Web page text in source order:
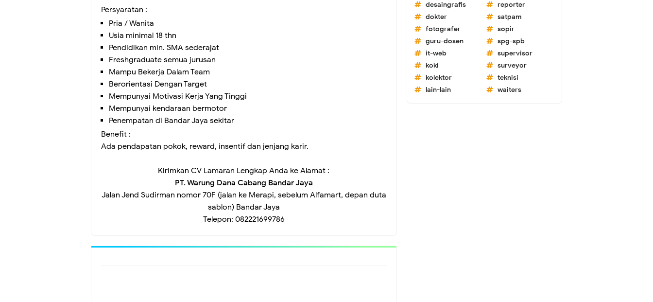
Persyaratan :
Pria / Wanita
Usia minimal 18 thn
Pendidikan min. SMA sederajat
Freshgraduate semua jurusan
Mampu Bekerja Dalam Team
Berorientasi Dengan Target
Mempunyai Motivasi Kerja Yang Tinggi
Mempunyai kendaraan bermotor
Penempatan di Bandar Jaya sekitar
Benefit :
Ada pendapatan pokok, reward, insentif dan jenjang karir.
Kirimkan CV Lamaran Lengkap Anda ke Alamat :
PT. Warung Dana Cabang Bandar Jaya
Jalan Jend Sudirman nomor 70F (jalan ke Merapi, sebelum Alfamart, depan duta
sablon) Bandar Jaya
Telepon: 082221699786
desaingrafis
dokter
fotografer
guru-dosen
it-web
koki
kolektor
lain-lain
reporter
satpam
sopir
spg-spb
supervisor
surveyor
teknisi
waiters